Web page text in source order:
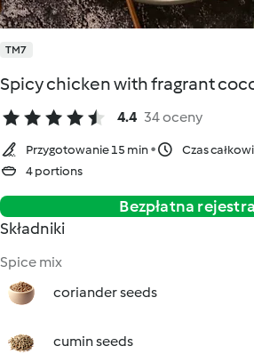
TM7
Spicy chicken with fragrant
4.4 34 oceny
Przygotowanie 15 min
Czas
4 portions
Bezpłatna
Składniki
Spice mix
coriander seeds
cumin seeds